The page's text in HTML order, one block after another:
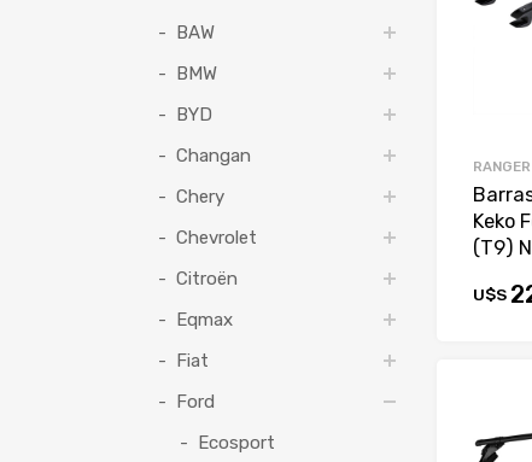
RANGER
Keko
(T9)
U$S
BAW
BMW
BYD
Changan
Chery
Chevrolet
Citroën
Eqmax
Fiat
Ford
Ecosport